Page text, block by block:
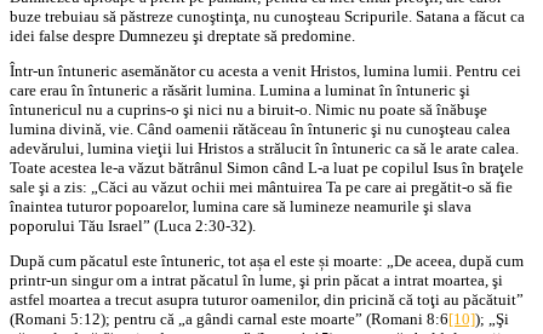
buze trebuiau să păstreze cunoştinţa, nu cunoşteau Scripurile. Satana a făcut ca
idei false despre Dumnezeu şi dreptate să predomine.
Într-un întuneric asemănător cu acesta a venit Hristos, lumina lumii. Pentru cei
care erau în întuneric a răsărit lumina. Lumina a luminat în întuneric şi
întunericul nu a cuprins-o şi nici nu a biruit-o. Nimic nu poate să înăbuşe
lumina divină, vie. Când oamenii rătăceau în întuneric şi nu cunoşteau calea
adevărului, lumina vieţii lui Hristos a strălucit în întuneric ca să le arate calea.
Toate acestea le-a văzut bătrânul Simon când L-a luat pe copilul Isus în braţele
sale şi a zis: „Căci au văzut ochii mei mântuirea Ta pe care ai pregătit-o să fie
înaintea tuturor popoarelor, lumina care să lumineze neamurile şi slava
poporului Tău Israel” (Luca 2:30-32).
După cum păcatul este întuneric, tot așa el este și moarte: „De aceea, după cum
printr-un singur om a intrat păcatul în lume, şi prin păcat a intrat moartea, şi
astfel moartea a trecut asupra tuturor oamenilor, din pricină că toţi au păcătuit”
(Romani 5:12); pentru că „a gândi carnal este moarte” (Romani 8:6[10]); „Şi